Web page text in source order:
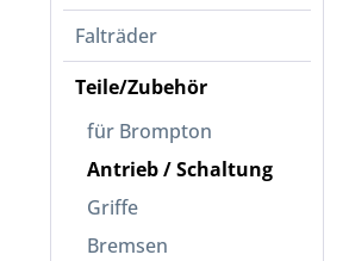
Falträder
Teile/Zubehör
für Brompton
Antrieb / Schaltung
Griffe
Bremsen